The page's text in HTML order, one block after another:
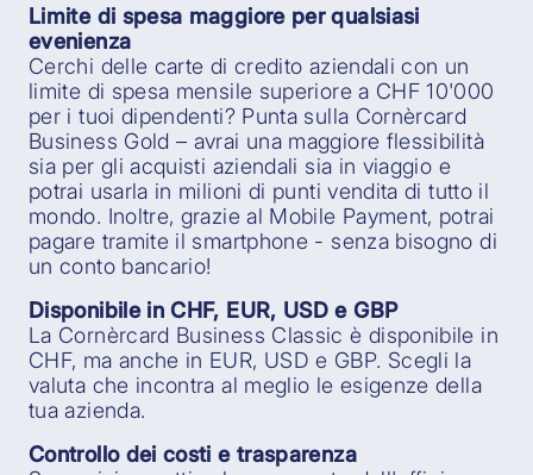
Limite di spesa maggiore per qualsiasi
evenienza
Cerchi delle carte di credito aziendali con un
limite di spesa mensile superiore a CHF 10'000
per i tuoi dipendenti? Punta sulla Cornèrcard
Business Gold – avrai una maggiore flessibilità
sia per gli acquisti aziendali sia in viaggio e
potrai usarla in milioni di punti vendita di tutto il
mondo. Inoltre, grazie al Mobile Payment, potrai
pagare tramite il smartphone - senza bisogno di
un conto bancario!
Disponibile in CHF, EUR, USD e GBP
La Cornèrcard Business Classic è disponibile in
CHF, ma anche in EUR, USD e GBP. Scegli la
valuta che incontra al meglio le esigenze della
tua azienda.
Controllo dei costi e trasparenza